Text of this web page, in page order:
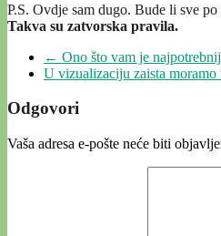
P.S. Ovdje sam dugo. Bude li sve
Takva su zatvorska pravila.
← Ono što vam je
U vizualizaciju zaista
Odgovori
Vaša adresa e-pošte neće biti